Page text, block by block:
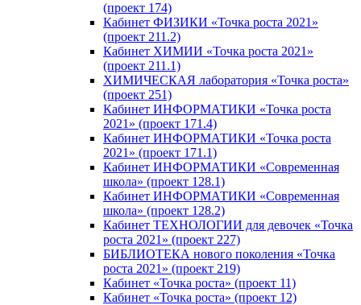
(проект 174)
Кабинет ФИЗИКИ «Точка роста 2021»
(проект 211.2)
Кабинет ХИМИИ «Точка роста 2021»
(проект 211.1)
ХИМИЧЕСКАЯ лаборатория «Точка роста»
(проект 251)
Кабинет ИНФОРМАТИКИ «Точка роста
2021» (проект 171.4)
Кабинет ИНФОРМАТИКИ «Точка роста
2021» (проект 171.1)
Кабинет ИНФОРМАТИКИ «Современная
школа» (проект 128.1)
Кабинет ИНФОРМАТИКИ «Современная
школа» (проект 128.2)
Кабинет ТЕХНОЛОГИИ для девочек «Точка
роста 2021» (проект 227)
БИБЛИОТЕКА нового поколения «Точка
роста 2021» (проект 219)
Кабинет «Точка роста» (проект 11)
Кабинет «Точка роста» (проект 12)